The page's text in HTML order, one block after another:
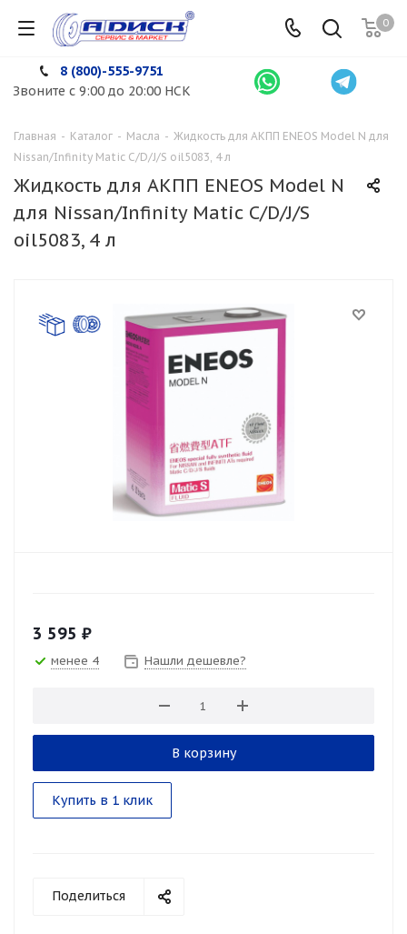
0
8 (800)-555-9751
Звоните с 9:00 до 20:00 НСК
Главная - Каталог - Масла - Жидкость для АКПП ENEOS Model N для
Nissan/Infinity Matic C/D/J/S oil5083, 4 л
Жидкость для АКПП ENEOS Model N
для Nissan/Infinity Matic C/D/J/S
oil5083, 4 л
3 595 ₽
менее 4 Нашли дешевле?
В корзину
Купить в 1 клик
Поделиться